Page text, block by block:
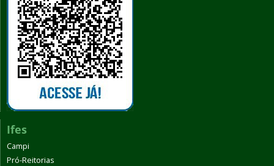
Ifes
Campi
Pró-Reitorias